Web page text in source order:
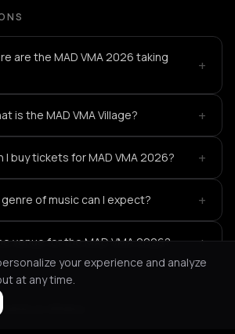
are the MAD VMA 2026 taking
+
is the MAD VMA Village? +
I buy tickets for MAD VMA 2026? +
of music can I expect? +
venue for the MAD VMA 2026? +
in Athens
your experience and analyze
at any time.